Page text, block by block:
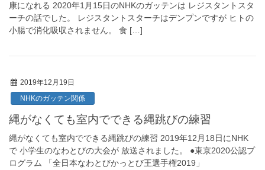
康になれる 2020年1月15日のNHKのガッテンは レジスタントスタ
ーチの話でした。 レジスタントスターチはデンプンですが ヒトの
小腸で消化吸収されません。 食 […]
2019年12月19日
NHKのガッテン関係
縄がなくても室内でできる縄跳びの練習
縄がなくても室内でできる縄跳びの練習 2019年12月18日にNHK
で 小学生のなわとびの大会が 放送されました。 ●東京2020公認プ
ログラム 「全日本なわとびかっとび王選手権2019」